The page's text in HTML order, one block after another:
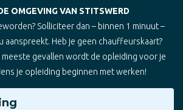
OMGEVING VAN STITSWERD
Solliciteer dan – binnen 1 minuut –
aanspreekt. Heb je geen chauffeurskaart?
meeste gevallen wordt de opleiding voor je
je opleiding beginnen met werken!